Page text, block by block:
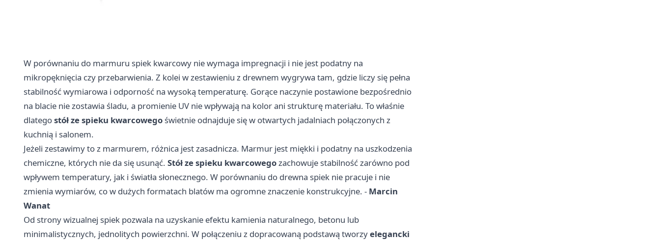
W porównaniu do marmuru spiek kwarcowy nie wymaga impregnacji i nie jest podatny na
mikropęknięcia czy przebarwienia. Z kolei w zestawieniu z drewnem wygrywa tam, gdzie liczy się pełna
stabilność wymiarowa i odporność na wysoką temperaturę. Gorące naczynie postawione bezpośrednio
na blacie nie zostawia śladu, a promienie UV nie wpływają na kolor ani strukturę materiału. To właśnie
dlategostół ze spieku kwarcowego świetnie odnajduje się w otwartych jadalniach połączonych z
kuchnią i salonem.
Jeżeli zestawimy to z marmurem, różnica jest zasadnicza. Marmur jest miękki i podatny na uszkodzenia
chemiczne, których nie da się usunąć. Stół ze spieku kwarcowego zachowuje stabilność zarówno pod
wpływem temperatury, jak i światła słonecznego. W porównaniu do drewna spiek nie pracuje i nie
zmienia wymiarów, co w dużych formatach blatów ma ogromne znaczenie konstrukcyjne. - Marcin
Wanat
Od strony wizualnej spiek pozwala na uzyskanie efektu kamienia naturalnego, betonu lub
minimalistycznych, jednolitych powierzchni. W połączeniu z dopracowaną podstawą tworzyelegancki